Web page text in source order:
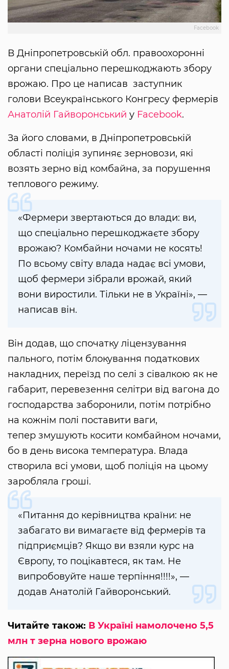
Facebook
В Дніпропетровській обл. правоохоронні
органи спеціально перешкоджають збору
врожаю. Про це написав заступник
голови Всеукраїнського Конгресу фермерів
Анатолій Гайворонський у Facebook.
За його словами, в Дніпропетровській
області поліція зупиняє зерновози, які
возять зерно від комбайна, за порушення
теплового режиму.
«Фермери звертаються до влади: ви,
що спеціально перешкоджаєте збору
врожаю? Комбайни ночами не косять!
По всьому світу влада надає всі умови,
щоб фермери зібрали врожай, який
вони виростили. Тільки не в Україні», —
написав він.
Він додав, що спочатку ліцензування
пального, потім блокування податкових
накладних, переїзд по селі з сівалкою як не
габарит, перевезення селітри від вагона до
господарства заборонили, потім потрібно
на кожнім полі поставити ваги,
тепер змушують косити комбайном ночами,
бо в день висока температура. Влада
створила всі умови, щоб поліція на цьому
заробляла гроші.
«Питання до керівництва країни: не
забагато ви вимагаєте від фермерів та
підприємців? Якщо ви взяли курс на
Європу, то поцікавтеся, як там. Не
випробовуйте наше терпіння!!!!», —
додав Анатолій Гайворонський.
Читайте також: В Україні намолочено 5,5
млн т зерна нового врожаю